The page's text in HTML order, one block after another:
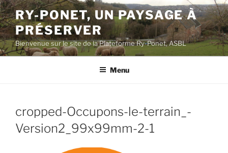
Aller
au
contenu
principal
RY-PONET, UN PAYSAGE À
PRÉSERVER
Bienvenue sur le site de la Plateforme Ry-Ponet, ASBL
Menu
cropped-Occupons-le-terrain_-
Version2_99x99mm-2-1